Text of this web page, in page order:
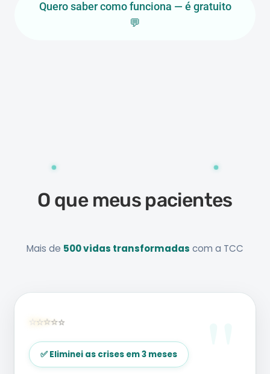
Quero saber como funciona — é gratuito
💬
✦ RESULTADOS VERIFICADOS ✦
O que meus pacientes
Mais de 500 vidas transformadas com a TCC
⭐⭐⭐⭐⭐
✅ Eliminei as crises em 3 meses